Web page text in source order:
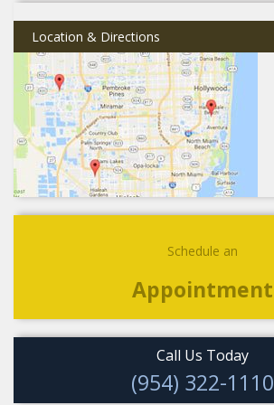
Location & Directions
Schedule an
Appointment
Call Us Today
(954) 322-1110